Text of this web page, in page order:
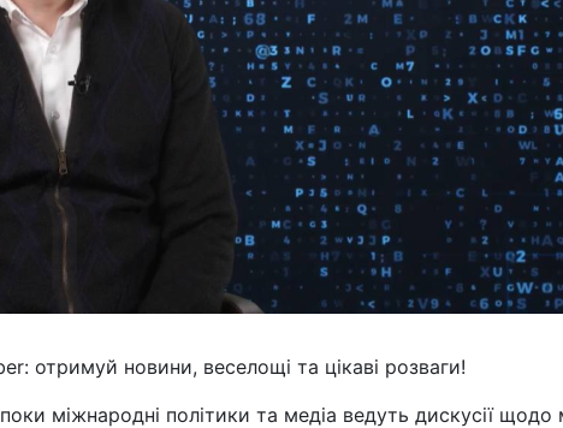
отримуй новини, веселощі та цікаві розваги!
міжнародні політики та медіа ведуть дискусії